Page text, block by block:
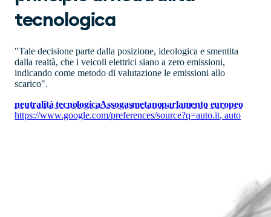
tecnologica
"Tale decisione parte dalla posizione, ideologica e smentita
dalla realtà, che i veicoli elettrici siano a zero emissioni,
indicando come metodo di valutazione le emissioni allo
scarico".
neutralità tecnologicaAssogasmetanoparlamento europeo
https://www.google.com/preferences/source?q=auto.it, auto